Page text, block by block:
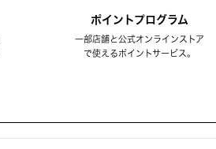
ポイントプログラム
一部店舗と公式オンラインストア
で使えるポイントサービス。